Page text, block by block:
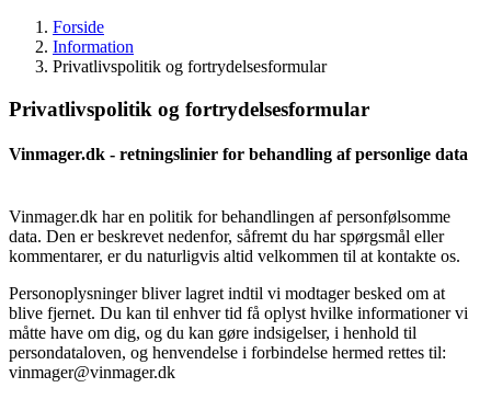
Forside
Information
Privatlivspolitik og fortrydelsesformular
Privatlivspolitik og fortrydelsesformular
Vinmager.dk - retningslinier for behandling af personlige data
Vinmager.dk har en politik for behandlingen af personfølsomme
data. Den er beskrevet nedenfor, såfremt du har spørgsmål eller
kommentarer, er du naturligvis altid velkommen til at kontakte os.
Personoplysninger bliver lagret indtil vi modtager besked om at
blive fjernet. Du kan til enhver tid få oplyst hvilke informationer vi
måtte have om dig, og du kan gøre indsigelser, i henhold til
persondataloven, og henvendelse i forbindelse hermed rettes til:
vinmager@vinmager.dk